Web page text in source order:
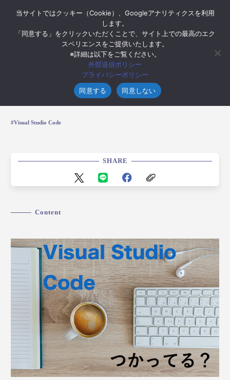
使ってる？コードエディタ『Visual Studio
Code』のススメ
Visual Studio Code
SHARE
Content
当サイトではクッキー（Cookie）、Googleアナリティクスを利用
します。
「同意する」をクリックいただくことで、サイト上での最高のエク
スペリエンスをご提供いたします。
※詳細は以下をご覧ください。
外部送信ポリシー
プライバシーポリシー
同意する
同意しない